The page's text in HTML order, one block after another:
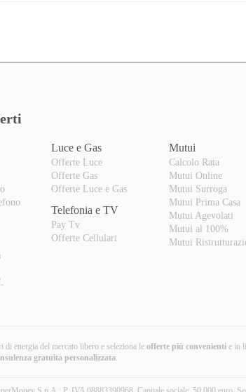
Luce e Gas
Offerte Luce
Offerte Gas
Offerte Luce e Gas
Telefonia e TV
Pay Tv
Offerte Cellulari
Mutui
Calcolo Rata
Mutui Online
Mutui Surroga
Mutui Prima Casa
Mutui Agevolati
Mutui al 100%
Mutui
di energia del mercato libero e seleziona le offerte più convenienti e in
gratuita personalizzata.